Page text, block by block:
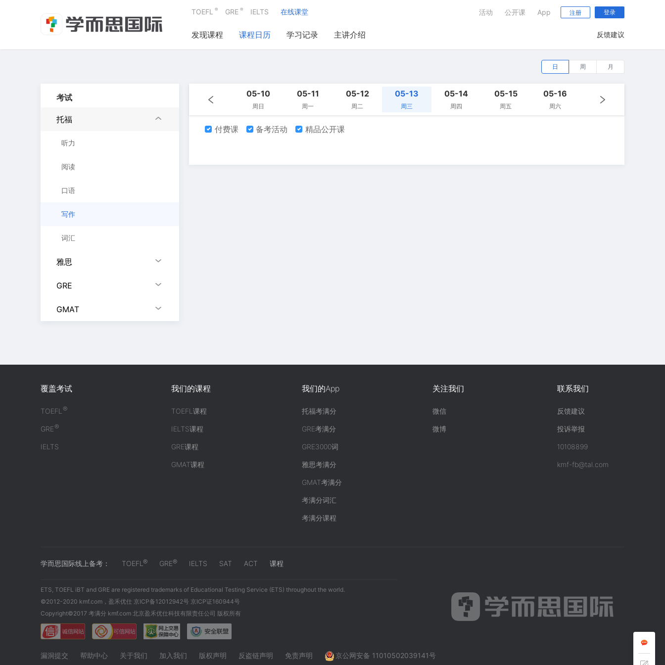
TOEFL ® GRE ® IELTS 在线课堂 注册 登录
活动 公开课 App
发现课程 课程日历 学习记录 主讲介绍 反馈建议
日 周 月
考试
托福
听力
阅读
口语
写作
词汇
雅思
GRE
GMAT
05-10
周日
05-11
周一
05-12
周二
05-13
周三
05-14
周四
05-15
周五
05-16
周六
付费课 备考活动 精品公开课
覆盖考试
TOEFL®
GRE®
IELTS
我们的课程
TOEFL课程
IELTS课程
GRE课程
GMAT课程
我们的App
托福考满分
GRE考满分
GRE3000词
雅思考满分
GMAT考满分
考满分词汇
考满分课程
关注我们
微信
微博
联系我们
反馈建议
投诉举报
10108899
kmf-fb@tal.com
学而思国际线上备考： TOEFL ® GRE® IELTS SAT ACT 课程
ETS, TOEFL iBT and GRE are registered trademarks of Educational Testing Service (ETS) throughout the world.
©2012-2020 kmf.com，盈禾优仕 京ICP备12012942号 京ICP证160944号
Copyright©2017 考满分 kmf.com 北京盈禾优仕科技有限责任公司 版权所有
漏洞提交 帮助中心 关于我们 加入我们 版权声明 反盗链声明 免责声明 京公网安备 11010502039141号